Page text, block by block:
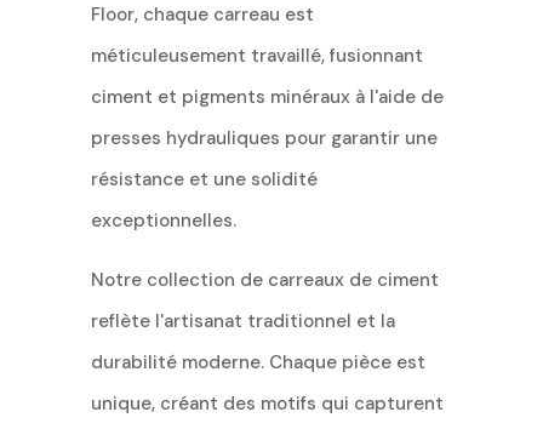
Floor, chaque carreau est
méticuleusement travaillé, fusionnant
ciment et pigments minéraux à l'aide de
presses hydrauliques pour garantir une
résistance et une solidité
exceptionnelles.
Notre collection de carreaux de ciment
reflète l'artisanat traditionnel et la
durabilité moderne. Chaque pièce est
unique, créant des motifs qui capturent